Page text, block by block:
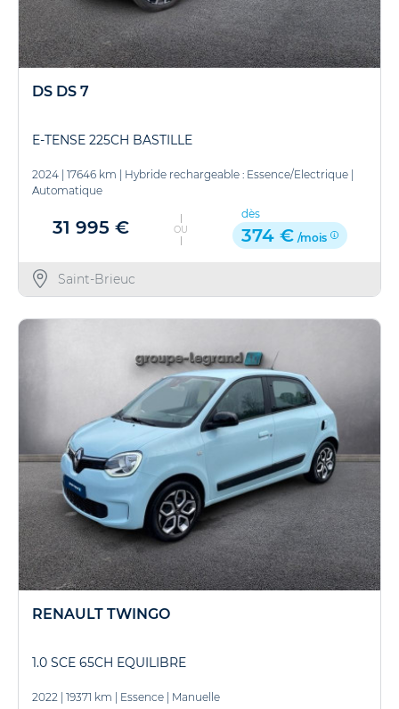
DS DS 7
E-TENSE 225CH BASTILLE
2024 17646 km Hybride rechargeable : Essence/Electrique
Automatique
31 995 € OU
dès
374 € /mois
Saint-Brieuc
RENAULT TWINGO
1.0 SCE 65CH EQUILIBRE
2022 19371 km Essence Manuelle